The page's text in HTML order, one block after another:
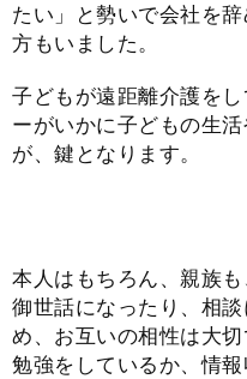
たい」と勢いで会社を
方もいました。
子どもが遠距離介護を
ーがいかに子どもの生
が、鍵となります。
本人はもちろん、親族
御世話になったり、相
め、お互いの相性は大
勉強をしているか、情